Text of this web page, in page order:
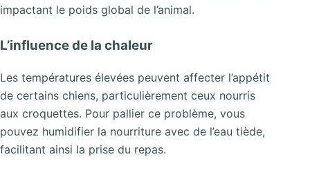
impactant le poids global de l’animal.
L’influence de la chaleur
Les températures élevées peuvent affecter l’appétit
de certains chiens, particulièrement ceux nourris
aux croquettes. Pour pallier ce problème, vous
pouvez humidifier la nourriture avec de l’eau tiède,
facilitant ainsi la prise du repas.